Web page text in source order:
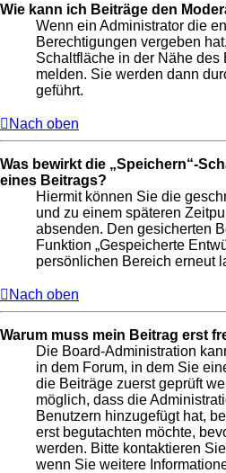
Wie kann ich Beiträge den
Wenn ein Administrator die
Berechtigungen vergeben
Schaltfläche in der Nähe des
melden. Sie werden dann
geführt.
Nach oben
Was bewirkt die „Speichern“-
eines Beitrags?
Hiermit können Sie die
und zu einem späteren
absenden. Den gesicherten
Funktion „Gespeicherte
persönlichen Bereich erneut
Nach oben
Warum muss mein Beitrag erst
Die Board-Administration
in dem Forum, in dem Sie
die Beiträge zuerst geprüft
möglich, dass die
Benutzern hinzugefügt hat,
erst begutachten möchte,
werden. Bitte kontaktieren
wenn Sie weitere